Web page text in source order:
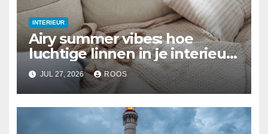
INTERIEUR
Airy summer vibes: hoe
luchtige linnen in je interieur
te integreren
JUL 27, 2026 ROOS